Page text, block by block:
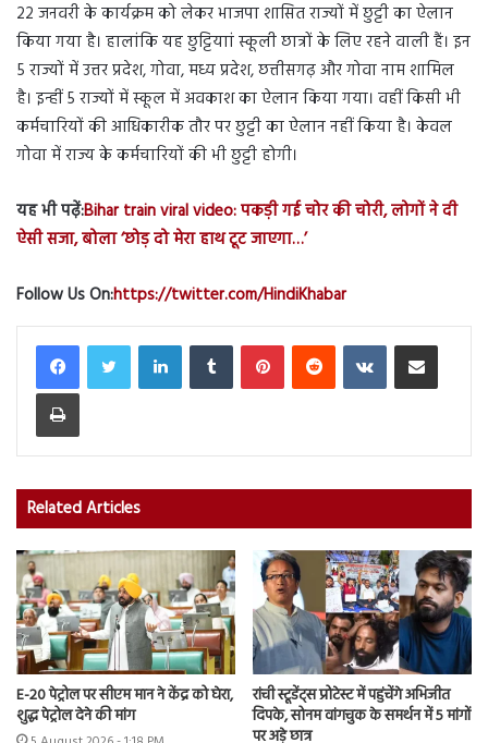
22 जनवरी के कार्यक्रम को लेकर भाजपा शासित राज्यों में छुट्टी का ऐलान
किया गया है। हालांकि यह छुट्टियाां स्कूली छात्रों के लिए रहने वाली हैं। इन
5 राज्यों में उत्तर प्रदेश, गोवा, मध्य प्रदेश, छत्तीसगढ़ और गोवा नाम शामिल
है। इन्हीं 5 राज्यों में स्कूल में अवकाश का ऐलान किया गया। वहीं किसी भी
कर्मचारियों की आधिकारीक तौर पर छुट्टी का ऐलान नहीं किया है। केवल
गोवा में राज्य के कर्मचारियों की भी छुट्टी होगी।
यह भी पढ़ें:Bihar train viral video: पकड़ी गई चोर की चोरी, लोगों ने दी
ऐसी सजा, बोला ‘छोड़ दो मेरा हाथ टूट जाएगा…’
Follow Us On:https://twitter.com/HindiKhabar
LinkedInTumblr PinterestReddit VKontakteShare via Email
Print
Related Articles
E-20 पेट्रोल पर सीएम मान ने केंद्र को घेरा,
शुद्ध पेट्रोल देने की मांग
रांची स्टूडेंट्स प्रोटेस्ट में पहुंचेंगे अभिजीत
दिपके, सोनम वांगचुक के समर्थन में 5 मांगों
पर अड़े छात्र